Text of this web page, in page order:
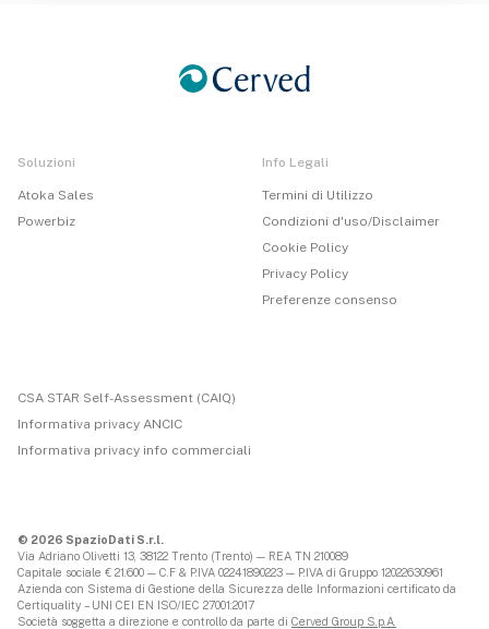
Soluzioni
Atoka Sales
Powerbiz
Info Legali
Termini di Utilizzo
Condizioni d'uso/Disclaimer
Cookie Policy
Privacy Policy
Preferenze consenso
CSA STAR Self-Assessment (CAIQ)
Informativa privacy ANCIC
Informativa privacy info commerciali
© 2026 SpazioDati S.r.l.
Via Adriano Olivetti 13, 38122 Trento (Trento) — REA TN 210089
Capitale sociale € 21.600 — C.F & P.IVA 02241890223 — P.IVA di Gruppo 12022630961
Azienda con Sistema di Gestione della Sicurezza delle Informazioni certificato da
Certiquality – UNI CEI EN ISO/IEC 27001:2017
Società soggetta a direzione e controllo da parte di Cerved Group S.p.A.